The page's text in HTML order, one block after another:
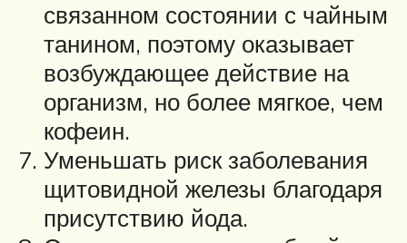
связанном состоянии с чайным
танином, поэтому оказывает
возбуждающее действие на
организм, но более мягкое, чем
кофеин.
Уменьшать риск заболевания
щитовидной железы благодаря
присутствию йода.